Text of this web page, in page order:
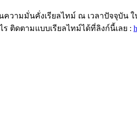
ความมั่นคั่งเรียลไทม์ ณ เวลาปัจจุ
ติดตามแบบเรียลไทม์ได้ที่ลิงก์นี้เลย :